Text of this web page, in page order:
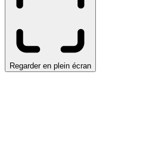
Regarder en plein écran